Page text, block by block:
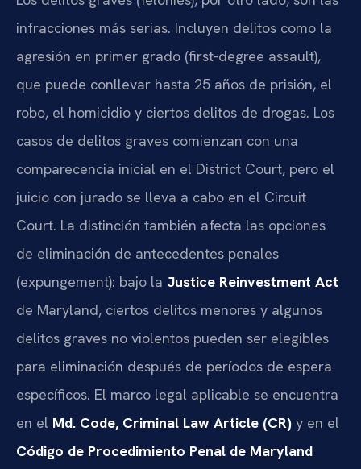
infracciones más serias. Incluyen delitos como la
agresión en primer grado (first-degree assault),
que puede conllevar hasta 25 años de prisión, el
robo, el homicidio y ciertos delitos de drogas. Los
casos de delitos graves comienzan con una
comparecencia inicial en el District Court, pero el
juicio con jurado se lleva a cabo en el Circuit
Court. La distinción también afecta las opciones
de eliminación de antecedentes penales
(expungement): bajo la Justice Reinvestment Act
de Maryland, ciertos delitos menores y algunos
delitos graves no violentos pueden ser elegibles
para eliminación después de períodos de espera
específicos. El marco legal aplicable se encuentra
en el Md. Code, Criminal Law Article (CR) y en el
Código de Procedimiento Penal de Maryland